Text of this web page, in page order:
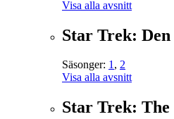
Visa alla avsnitt
Star Trek:
Säsonger: 1, 2
Visa alla avsnitt
Star Trek: